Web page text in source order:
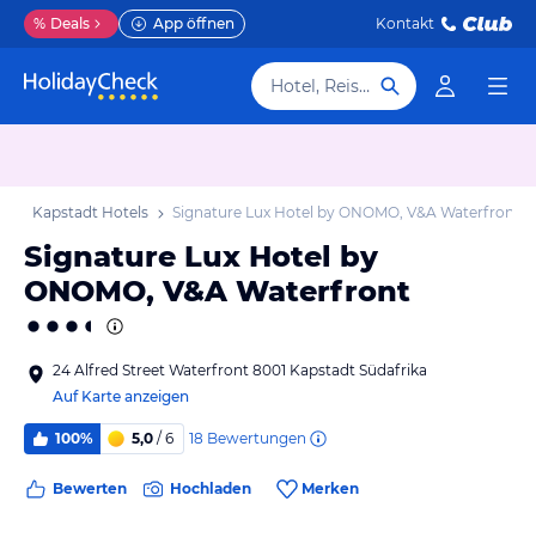
% Deals App öffnen Kontakt
Hotel, Reiseziel
Kapstadt Hotels Signature Lux Hotel by ONOMO, V&A Waterfront
Signature Lux Hotel by
ONOMO, V&A Waterfront
24 Alfred Street Waterfront 8001 Kapstadt Südafrika
Auf Karte anzeigen
100% 5,0 / 6 18 Bewertungen
Bewerten Hochladen Merken